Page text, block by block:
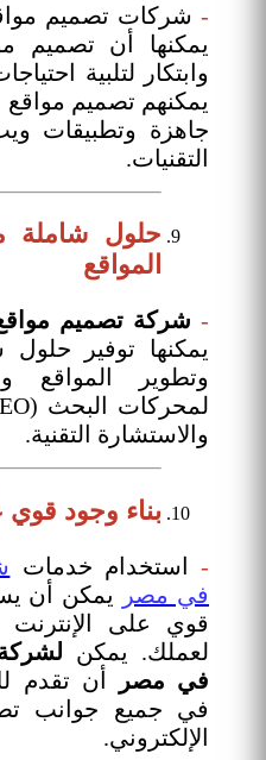
- شركات تصميم
يمكنها أن تصميم
وابتكار لتلبية
يمكنهم تصميم
جاهزة وتطبيقات
التقنيات.
حلول شاملة
المواقع
- شركة تصميم
يمكنها توفير
وتطوير المواقع
والاستشارة التقنية.
بناء وجود قوي
- استخدام خدمات
في مصر
يمكن أن
قوي على الإنترنت
لعملك. يمكن
في مصر
أن تقدم
في جميع جوانب
الإلكتروني.